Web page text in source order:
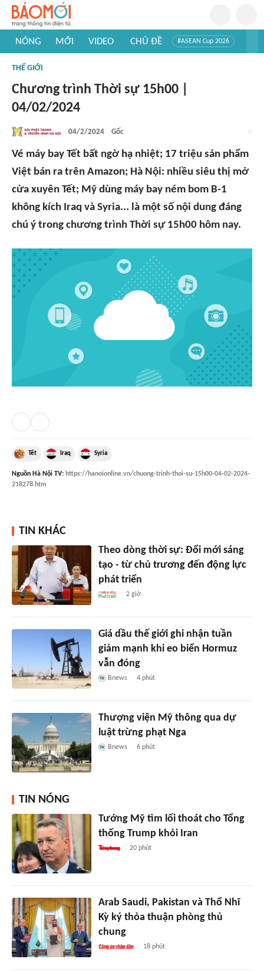
NÓNG MỚI VIDEO CHỦ ĐỀ #ASEAN Cup 2026
#Khám phá thế giới
THẾ GIỚI
Chương trình Thời sự 15h00 |
04/02/2024
04/2/2024 Gốc
Vé máy bay Tết bất ngờ hạ nhiệt; 17 triệu sản phẩm
Việt bán ra trên Amazon; Hà Nội: nhiều siêu thị mở
cửa xuyên Tết; Mỹ dùng máy bay ném bom B-1
không kích Iraq và Syria... là một số nội dung đáng
chú ý trong chương trình Thời sự 15h00 hôm nay.
Tết Iraq Syria
Nguồn Hà Nội TV: https://hanoionline.vn/chuong-trinh-thoi-su-15h00-04-02-2024-
218278.htm
TIN KHÁC
Theo dòng thời sự: Đổi mới sáng
tạo - từ chủ trương đến động lực
phát triển
2 giờ
Giá dầu thế giới ghi nhận tuần
giảm mạnh khi eo biển Hormuz
vẫn đóng
Bnews 4 phút
Thượng viện Mỹ thông qua dự
luật trừng phạt Nga
Bnews 6 phút
TIN NÓNG
Tướng Mỹ tìm lối thoát cho Tổng
thống Trump khỏi Iran
20 phút
Arab Saudi, Pakistan và Thổ Nhĩ
Kỳ ký thỏa thuận phòng thủ
chung
18 phút